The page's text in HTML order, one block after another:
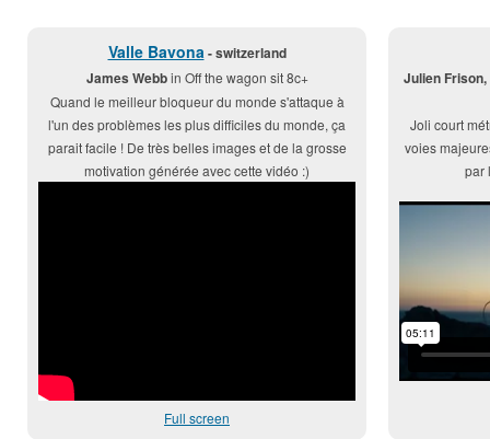
Valle Bavona- switzerland
James Webbin Off the wagon sit 8c+
Quand le meilleur bloqueur du monde s'attaque à
l'un des problèmes les plus difficiles du monde, ça
parait facile ! De très belles images et de la grosse
motivation générée avec cette vidéo :)
Full screen
Julien
Joli court
voies
par